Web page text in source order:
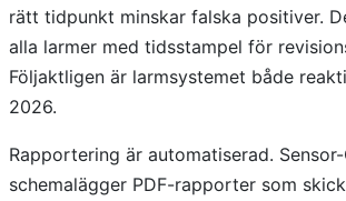
rätt tidpunkt minskar falska positiver.
alla larmer med tidsstampel för
Följaktligen är larmsystemet både
2026.
Rapportering är automatiserad.
schemalägger PDF-rapporter som